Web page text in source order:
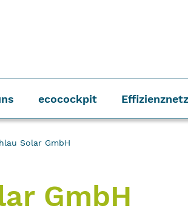
ecocockpit
Solar GmbH
GmbH